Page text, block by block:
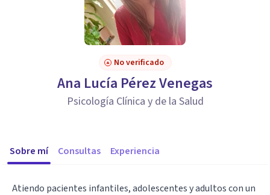
No verificado
Ana Lucía Pérez Venegas
Psicología Clínica y de la Salud
Sobre mí Consultas Experiencia
Atiendo pacientes infantiles, adolescentes y adultos con un